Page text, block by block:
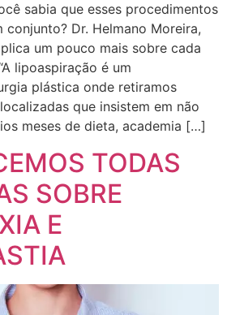
sabia que esses procedimentos
conjunto? Dr. Helmano Moreira,
um pouco mais sobre cada
lipoaspiração é um
plástica onde retiramos
que insistem em não
meses de dieta, academia […]
TODAS
SOBRE
E